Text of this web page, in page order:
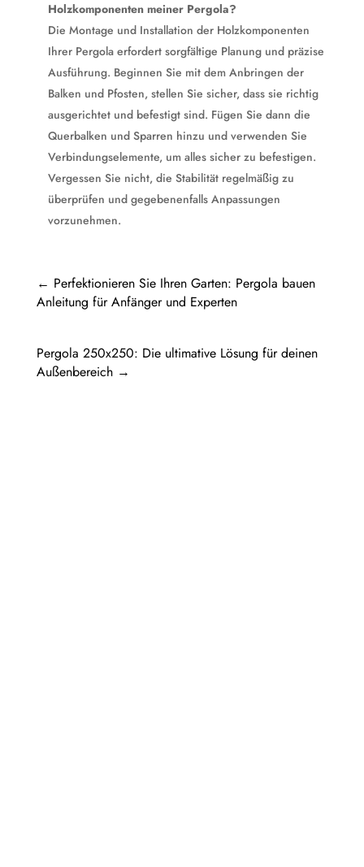
Holzkomponenten meiner Pergola?
Die Montage und Installation der Holzkomponenten
Ihrer Pergola erfordert sorgfältige Planung und präzise
Ausführung. Beginnen Sie mit dem Anbringen der
Balken und Pfosten, stellen Sie sicher, dass sie richtig
ausgerichtet und befestigt sind. Fügen Sie dann die
Querbalken und Sparren hinzu und verwenden Sie
Verbindungselemente, um alles sicher zu befestigen.
Vergessen Sie nicht, die Stabilität regelmäßig zu
überprüfen und gegebenenfalls Anpassungen
vorzunehmen.
← Perfektionieren Sie Ihren Garten: Pergola bauen
Anleitung für Anfänger und Experten
Pergola 250x250: Die ultimative Lösung für deinen
Außenbereich→